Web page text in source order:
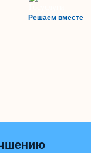
Решаем вместе